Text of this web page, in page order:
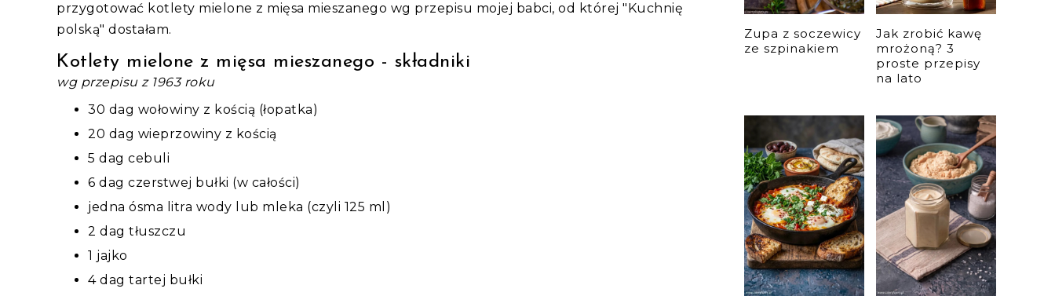
przygotować kotlety mielone z mięsa mieszanego wg przepisu mojej babci, od której "Kuchnię
polską" dostałam.
Kotlety mielone z mięsa mieszanego - składniki
wg przepisu z 1963 roku
30 dag wołowiny z kością (łopatka)
20 dag wieprzowiny z kością
5 dag cebuli
6 dag czerstwej bułki (w całości)
jedna ósma litra wody lub mleka (czyli 125 ml)
2 dag tłuszczu
1 jajko
4 dag tartej bułki
Zupa z soczewicy
ze szpinakiem
Jak zrobić kawę
mrożoną? 3
proste przepisy
na lato